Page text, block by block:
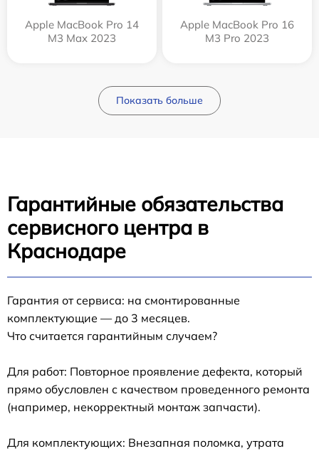
Apple MacBook Pro 14
M3 Max 2023
Apple MacBook Pro 16
M3 Pro 2023
Показать больше
Гарантийные обязательства
сервисного центра в
Краснодаре
Гарантия от сервиса: на смонтированные
комплектующие — до 3 месяцев.
Что считается гарантийным случаем?
Для работ: Повторное проявление дефекта, который
прямо обусловлен с качеством проведенного ремонта
(например, некорректный монтаж запчасти).
Для комплектующих: Внезапная поломка, утрата